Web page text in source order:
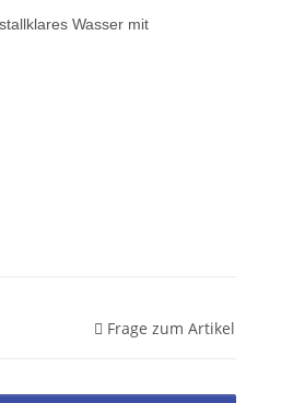
Wasser mit
Frage zum Artikel